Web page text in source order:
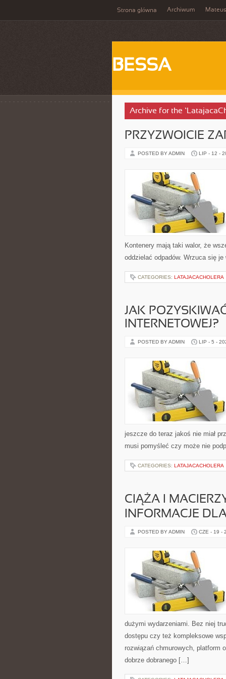
Strona główna Archiwum
BESSA
Archive for the
PRZYZWOICIE
POSTED BY ADMIN LIP - 12 -
Kontenery mają taki walor, że
oddzielać odpadów. Wrzuca się
CATEGORIES: LATAJACACHOLERA
JAK
INTERNETOWEJ?
POSTED BY ADMIN LIP - 5 -
jeszcze do teraz jakoś nie miał
musi pomyśleć czy może nie
CATEGORIES: LATAJACACHOLERA
CIĄŻA I
INFORMACJE
POSTED BY ADMIN CZE - 19 -
dużymi wydarzeniami. Bez niej
dostępu czy też kompleksowe
rozwiązań chmurowych, platform
dobrze dobranego […]